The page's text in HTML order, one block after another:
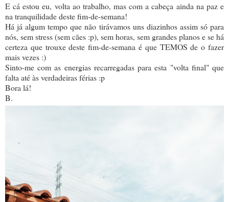
E cá estou eu, volta ao trabalho, mas com a cabeça ainda na paz e
na tranquilidade deste fim-de-semana!
Há já algum tempo que não tirávamos uns diazinhos assim só para
nós, sem stress (sem cães :p), sem horas, sem grandes planos e se há
certeza que trouxe deste fim-de-semana é que TEMOS de o fazer
mais vezes :)
Sinto-me com as energias recarregadas para esta "volta final" que
falta até às verdadeiras férias :p
Bora lá!
B.